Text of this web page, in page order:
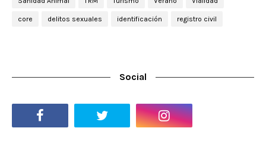
core delitos sexuales identificación registro civil
Social